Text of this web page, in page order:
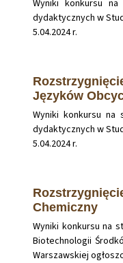
Wyniki konkursu
dydaktycznych w
5.04.2024 r.
Języków
Wyniki konkursu na
dydaktycznych w
5.04.2024 r.
Chemiczny
Wyniki konkursu na
Biotechnologii
Warszawskiej